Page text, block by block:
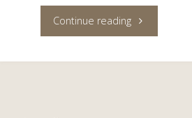
Continue reading"昨